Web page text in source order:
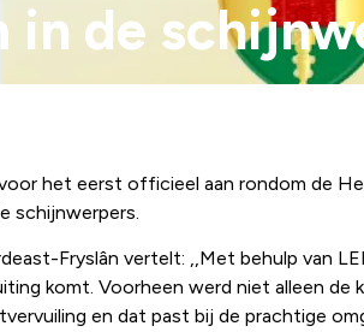
in de
het eerst officieel aan rondom de
schijnwerpers.
Fryslân vertelt: ,,Met behulp van
komt. Voorheen werd niet alleen de
en dat past bij de prachtige